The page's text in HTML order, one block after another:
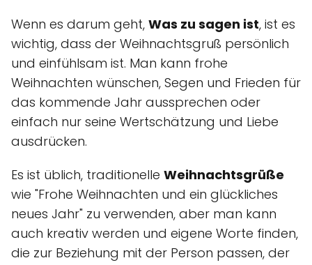
Wenn es darum geht, Was zu sagen ist, ist es
wichtig, dass der Weihnachtsgruß persönlich
und einfühlsam ist. Man kann frohe
Weihnachten wünschen, Segen und Frieden für
das kommende Jahr aussprechen oder
einfach nur seine Wertschätzung und Liebe
ausdrücken.
Es ist üblich, traditionelle Weihnachtsgrüße
wie "Frohe Weihnachten und ein glückliches
neues Jahr" zu verwenden, aber man kann
auch kreativ werden und eigene Worte finden,
die zur Beziehung mit der Person passen, der